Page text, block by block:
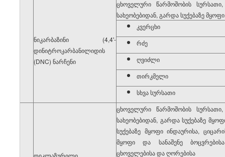
ნიკარბაზინი (4,4'-
დინიტროკარბანილიდის
(DNC) ნარჩენი
ცხოველური წარმოშობის
სახეობებიდან, გარდა სუქებაზე
კვერცხი
რძე
ღვიძლი
თირკმელი
სხვა სურსათი
ცხოველური წარმოშობის
სახეობებიდან, გარდა სუქებაზე
სუქებაზე მყოფი ინდაურისა,
მყოფი და სანაშენე
ცხოველებისა და ღორებისა